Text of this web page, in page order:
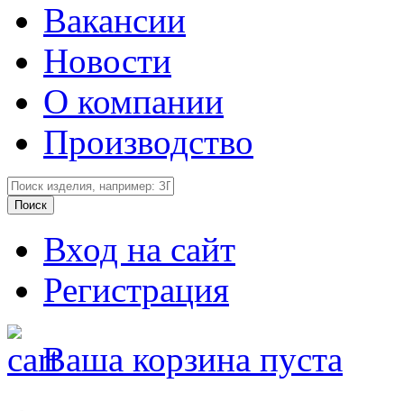
Вакансии
Новости
О компании
Производство
Вход на сайт
Регистрация
Ваша корзина пуста